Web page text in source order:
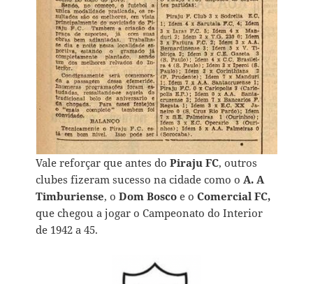
Vale reforçar que antes doPiraju FC, outros
clubes fizeram sucesso na cidade como o A. A
Timburiense, oDom Bosco e oComercial FC,
que chegou a jogar o Campeonato do Interior
de 1942 a 45.